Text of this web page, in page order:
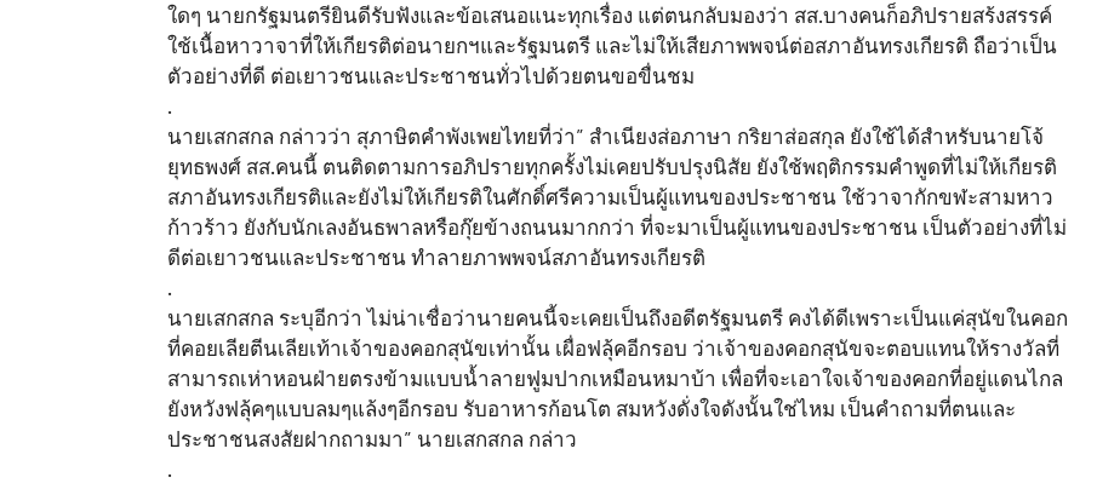
ใดๆ นายกรัฐมนตรียินดีรับฟังและข้อเสนอแนะทุกเรื่อง แต่ตนกลับมองว่า สส.บางคนก็อภิปรายสร้งสรรค์
ใช้เนื้อหาวาจาที่ให้เกียรติต่อนายกฯและรัฐมนตรี และไม่ให้เสียภาพพจน์ต่อสภาอันทรงเกียรติ ถือว่าเป็น
ตัวอย่างที่ดี ต่อเยาวชนและประชาชนทั่วไปด้วยตนขอขื่นชม
.
นายเสกสกล กล่าวว่า สุภาษิตคำพังเพยไทยที่ว่า” สำเนียงส่อภาษา กริยาส่อสกุล ยังใช้ได้สำหรับนายโจ้
ยุทธพงศ์ สส.คนนี้ ตนติดตามการอภิปรายทุกครั้งไม่เคยปรับปรุงนิสัย ยังใช้พฤติกรรมคำพูดที่ไม่ให้เกียรติ
สภาอันทรงเกียรติและยังไม่ให้เกียรติในศักดิ์ศรีความเป็นผู้แทนของประชาชน ใช้วาจากักขฬะสามหาว
ก้าวร้าว ยังกับนักเลงอันธพาลหรือกุ๊ยข้างถนนมากกว่า ที่จะมาเป็นผู้แทนของประชาชน เป็นตัวอย่างที่ไม่
ดีต่อเยาวชนและประชาชน ทำลายภาพพจน์สภาอันทรงเกียรติ
.
นายเสกสกล ระบุอีกว่า ไม่น่าเชื่อว่านายคนนี้จะเคยเป็นถึงอดีตรัฐมนตรี คงได้ดีเพราะเป็นแค่สุนัขในคอก
ที่คอยเลียตีนเลียเท้าเจ้าของคอกสุนัขเท่านั้น เผื่อฟลุ้คอีกรอบ ว่าเจ้าของคอกสุนัขจะตอบแทนให้รางวัลที่
สามารถเห่าหอนฝ่ายตรงข้ามแบบน้ำลายฟูมปากเหมือนหมาบ้า เพื่อที่จะเอาใจเจ้าของคอกที่อยู่แดนไกล
ยังหวังฟลุ้คๆแบบลมๆแล้งๆอีกรอบ รับอาหารก้อนโต สมหวังดั่งใจดังนั้นใช่ไหม เป็นคำถามที่ตนและ
ประชาชนสงสัยฝากถามมา” นายเสกสกล กล่าว
.